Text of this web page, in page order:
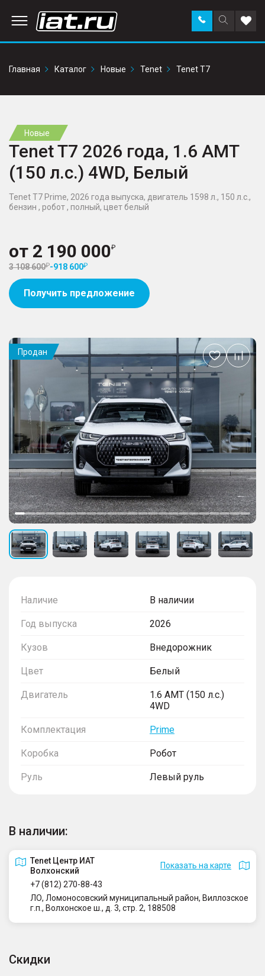
Поиск
по
Заказать
звонок в
Главная
Каталог Новые Tenet Tenet T7
Новые
Tenet T7 2026 года, 1.6 AMT
(150 л.с.) 4WD, Белый
Tenet T7 Prime, 2026 года выпуска, двигатель 1598 л., 150 л.с.,
бензин , робот , полный, цвет белый
от 2 190 000
3 108 600 -918 600
Получить предложение
Наличие В наличии
Год выпуска 2026
Кузов Внедорожник
Цвет Белый
Двигатель
1.6 AMT (150 л.с.)
4WD
Комплектация Prime
Коробка Робот
Руль Левый руль
В наличии:
Tenet Центр ИАТ
Волхонский
Показать на карте
+7 (812) 270-88-43
ЛО, Ломоносовский муниципальный район, Виллозское
г.п., Волхонское ш., д. 3, стр. 2, 188508
Скидки
Продан
Добавить
в
избранное